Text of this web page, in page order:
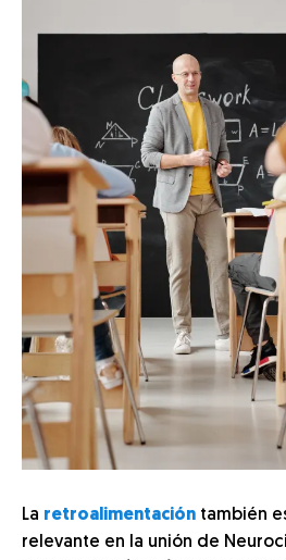
La retroalimentación también
relevante en la unión de